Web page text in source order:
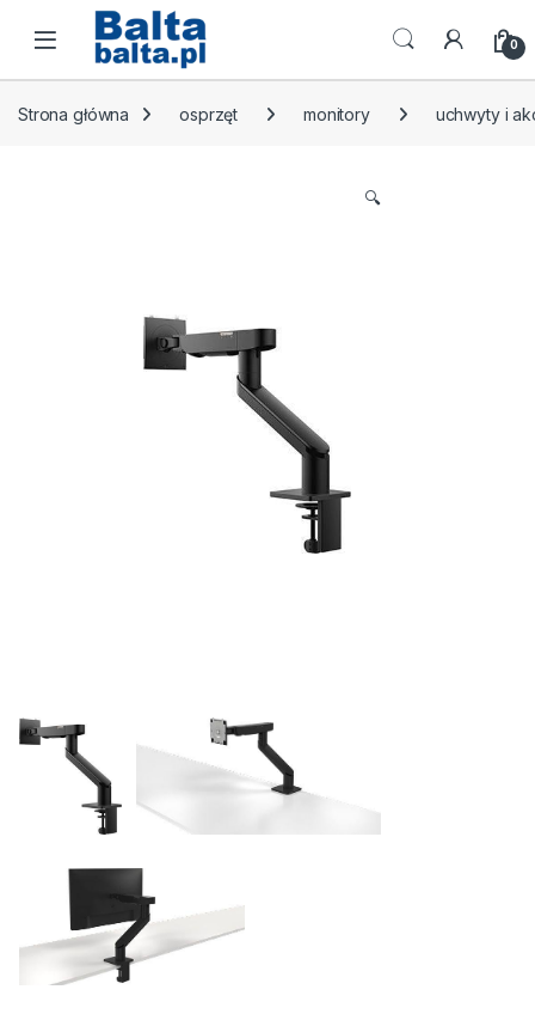
Skip to navigation
Skip to content
Open 0
Strona główna osprzęt monitory uchwyty i
🔍